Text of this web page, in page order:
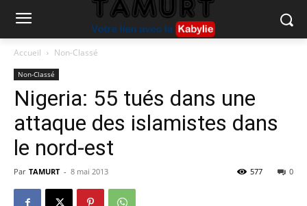
Accueil Non-Classé
Non-Classé
Nigeria: 55 tués dans une
attaque des islamistes dans
le nord-est
Par TAMURT - 8 mai 2013 0
577